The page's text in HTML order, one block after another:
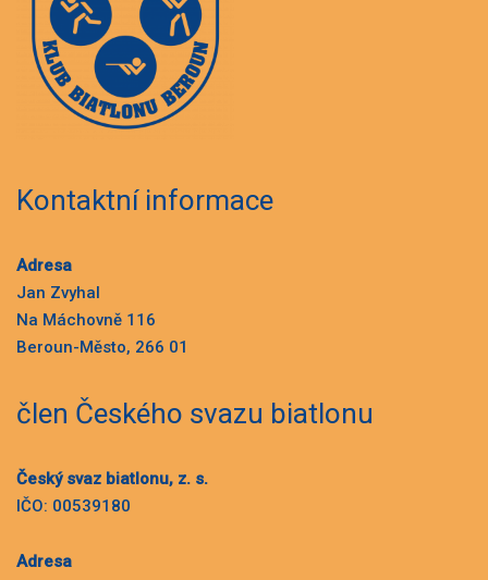
Kontaktní informace
Adresa
Jan Zvyhal
Na Máchovně 116
Beroun-Město, 266 01
člen Českého svazu biatlonu
Český svaz biatlonu, z. s.
IČO: 00539180
Adresa